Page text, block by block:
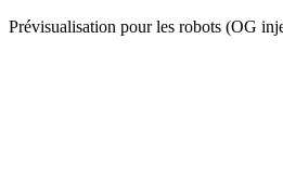
Prévisualisation pour les robots (OG